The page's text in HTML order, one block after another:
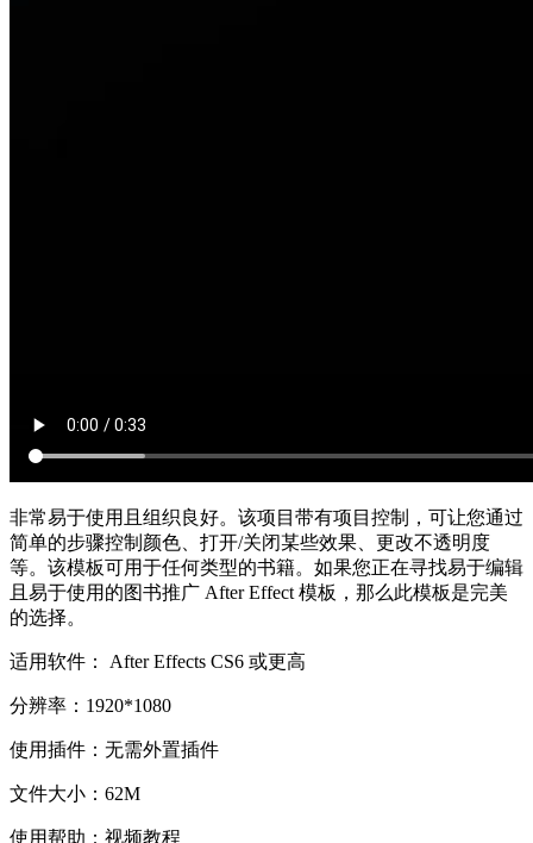
非常易于使用且组织良好。该项目带有项目控制，可让您通过
简单的步骤控制颜色、打开/关闭某些效果、更改不透明度
等。该模板可用于任何类型的书籍。如果您正在寻找易于编辑
且易于使用的图书推广 After Effect 模板，那么此模板是完美
的选择。
适用软件： After Effects CS6 或更高
分辨率：1920*1080
使用插件：无需外置插件
文件大小：62M
使用帮助：视频教程